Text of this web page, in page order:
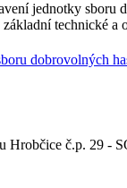
jednotky sboru
technické a